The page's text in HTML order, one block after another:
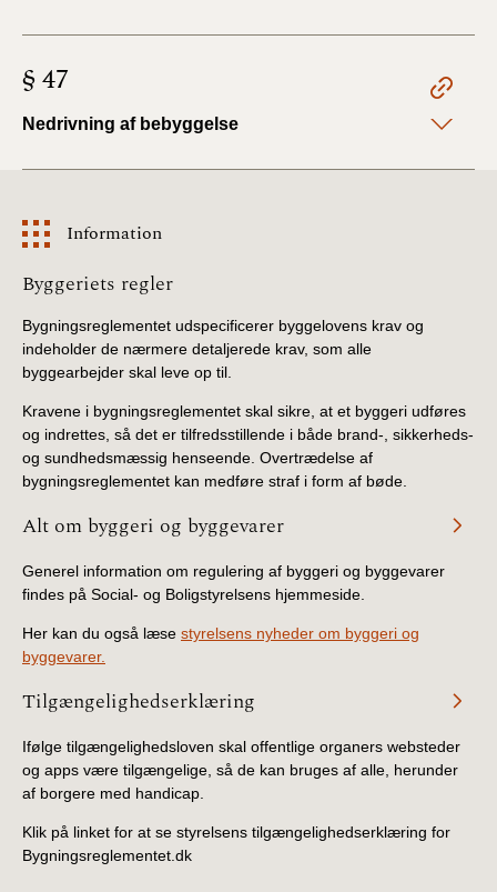
§ 47
Nedrivning af bebyggelse
Information
Information
Byggeriets regler
Bygningsreglementet udspecificerer byggelovens krav og
indeholder de nærmere detaljerede krav, som alle
byggearbejder skal leve op til.
Kravene i bygningsreglementet skal sikre, at et byggeri udføres
og indrettes, så det er tilfredsstillende i både brand-, sikkerheds-
og sundhedsmæssig henseende. Overtrædelse af
bygningsreglementet kan medføre straf i form af bøde.
Alt om byggeri og byggevarer
Generel information om regulering af byggeri og byggevarer
findes på Social- og Boligstyrelsens hjemmeside.
Her kan du også læse styrelsens nyheder om byggeri og
byggevarer.
Tilgængelighedserklæring
Ifølge tilgængelighedsloven skal offentlige organers websteder
og apps være tilgængelige, så de kan bruges af alle, herunder
af borgere med handicap.
Klik på linket for at se styrelsens tilgængelighedserklæring for
Bygningsreglementet.dk